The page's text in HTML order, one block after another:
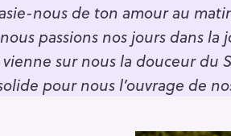
nous de ton amour au
passions nos jours dans la
sur nous la douceur du
pour nous l’ouvrage de